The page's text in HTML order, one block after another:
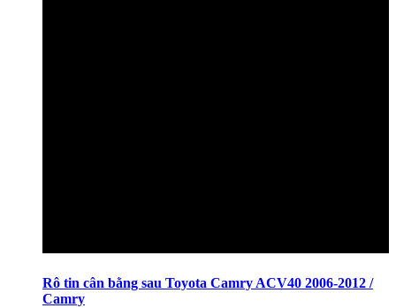
Rô tin cân bằng sau Toyota Camry ACV40 2006-2012 /
Camry